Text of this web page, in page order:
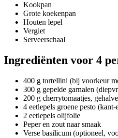
Kookpan
Grote koekenpan
Houten lepel
Vergiet
Serveerschaal
Ingrediënten voor 4
400 g tortellini (bij voorkeur
300 g gepelde garnalen
200 g cherrytomaatjes,
4 eetlepels groene pesto (kant-
2 eetlepels olijfolie
Peper en zout naar smaak
Verse basilicum (optioneel,